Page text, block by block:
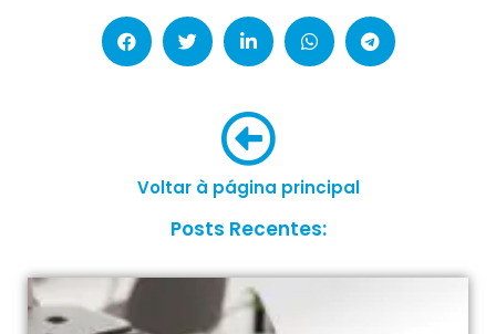
Voltar à página principal
Posts Recentes: